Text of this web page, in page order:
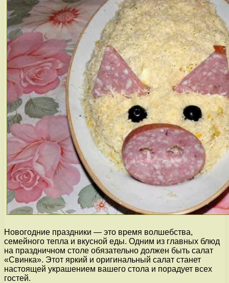
Новогодние праздники — это время волшебства,
семейного тепла и вкусной еды. Одним из главных блюд
на праздничном столе обязательно должен быть салат
«Свинка». Этот яркий и оригинальный салат станет
настоящей украшением вашего стола и порадует всех
гостей.